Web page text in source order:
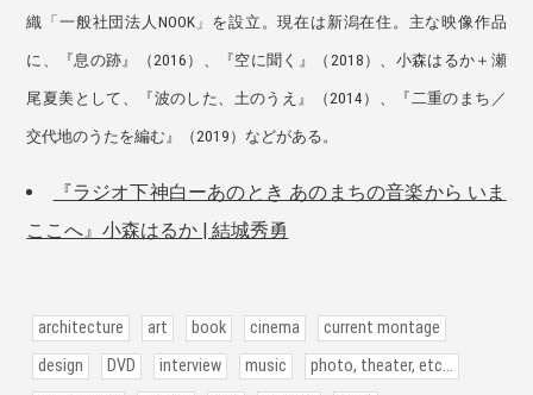
織「一般社団法人NOOK」を設立。現在は新潟在住。主な映像作品
に、『息の跡』（2016）、『空に聞く』（2018）、小森はるか＋瀬
尾夏美として、『波のした、土のうえ』（2014）、『二重のまち／
交代地のうたを編む』（2019）などがある。
『ラジオ下神⽩ーあのとき あのまちの⾳楽から いま
ここへ』小森はるか | 結城秀勇
architecture art book cinema
current montage
design
DVD interview music
photo, theater, etc...